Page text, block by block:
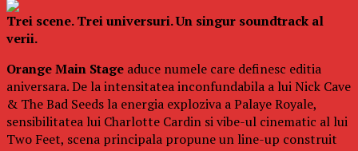
Trei scene. Trei universuri. Un singur soundtrack al
verii.
Orange Main Stage aduce numele care definesc editia
aniversara. De la intensitatea inconfundabila a lui Nick Cave
& The Bad Seeds la energia exploziva a Palaye Royale,
sensibilitatea lui Charlotte Cardin si vibe-ul cinematic al lui
Two Feet, scena principala propune un line-up construit